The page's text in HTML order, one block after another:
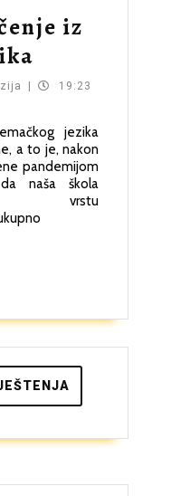
iz
takmičenje
njemačkog
jezika
gimnazija
| 19:23
jezika
a to je, nakon
pandemijom
naša škola
vrstu